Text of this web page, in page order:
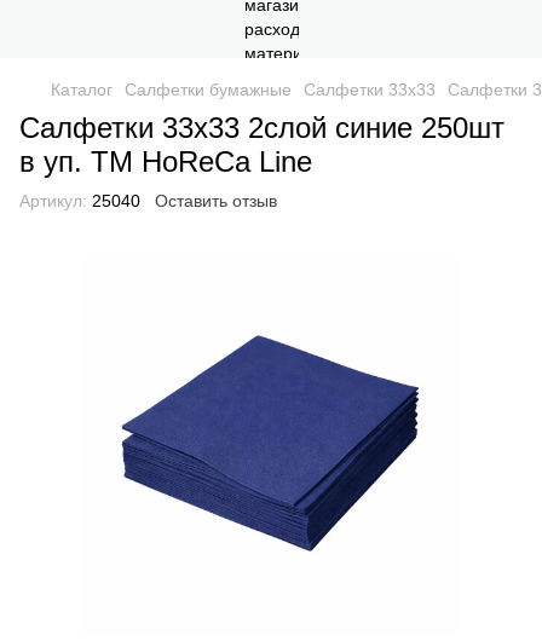
Каталог Салфетки бумажные Салфетки 33x33 Салфетки
Салфетки 33х33 2слой синие 250шт
в уп. ТМ HoReCa Line
Артикул: 25040 Оставить отзыв